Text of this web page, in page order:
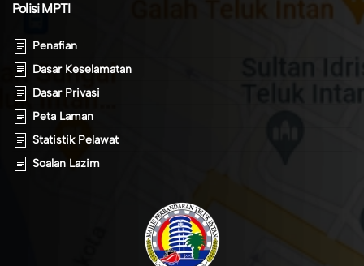
Polisi MPTI
Penafian
Dasar Keselamatan
Dasar Privasi
Peta Laman
Statistik Pelawat
Soalan Lazim